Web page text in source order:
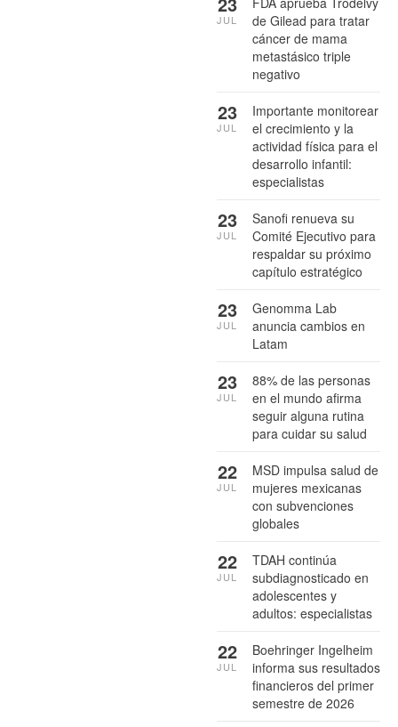
de Gilead para tratar
cáncer de mama
metastásico triple
negativo
JUL
Importante monitorear
el crecimiento y la
actividad física para el
desarrollo infantil:
especialistas
23
JUL
Sanofi renueva su
Comité Ejecutivo para
respaldar su próximo
capítulo estratégico
23
JUL
Genomma Lab
anuncia cambios en
Latam
23
JUL
88% de las personas
en el mundo afirma
seguir alguna rutina
para cuidar su salud
23
JUL
MSD impulsa salud de
mujeres mexicanas
con subvenciones
globales
22
JUL
TDAH continúa
subdiagnosticado en
adolescentes y
adultos: especialistas
22
JUL
Boehringer Ingelheim
informa sus resultados
financieros del primer
semestre de 2026
22
JUL